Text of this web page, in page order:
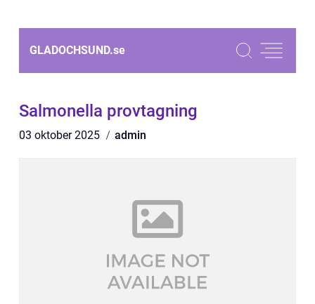
GLADOCHSUND.se
Salmonella provtagning
03 oktober 2025 admin